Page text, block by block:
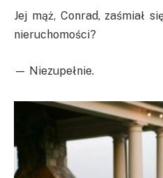
Jej mąż, Conrad, zaśmiał
nieruchomości?
— Niezupełnie.